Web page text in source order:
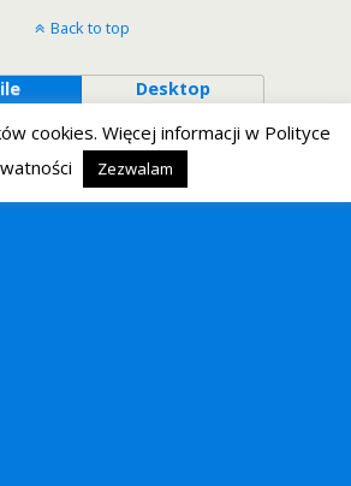
Back to top
Desktop
cookies. Więcej informacji w Polityce
Zezwalam